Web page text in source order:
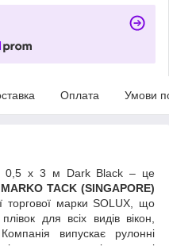
Оплата Умови
0,5 х 3 м Dark Black – це
MARKO TACK (SINGAPORE)
торгової маркиSOLUX, що
для всіх видів вікон,
випускає рулонні